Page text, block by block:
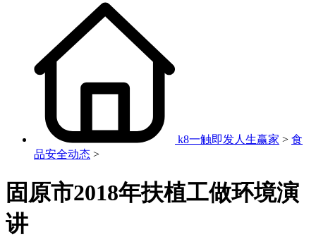
k8一触即发人生赢家 > 食
品安全动态 >
固原市2018年扶植工做环境演
讲